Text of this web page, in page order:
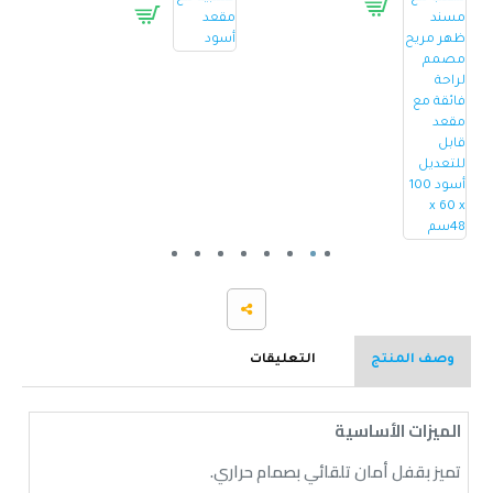
وصف المنتج التعليقات
الميزات الأساسية
تميز بقفل أمان تلقائي بصمام حراري.